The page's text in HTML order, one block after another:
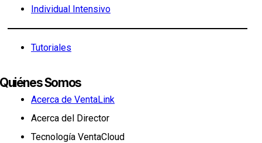
Individual Intensivo
Tutoriales
Quiénes Somos
Acerca de VentaLink
Acerca del Director
Tecnología VentaCloud